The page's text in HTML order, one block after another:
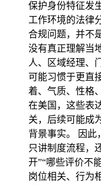
保护身份特征发
工作环境的法律
合规问题，并不
没有真正理解当
人、区域经理、
可能习惯于更直
着、气质、性格
在美国，这些表
关，后续可能成
背景事实。 因此
只讲制度流程，
开”“哪些评价不
岗位相关、行为